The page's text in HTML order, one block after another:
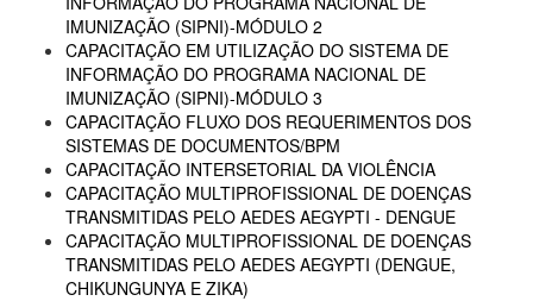
IMUNIZAÇÃO (SIPNI)-MÓDULO 2
CAPACITAÇÃO EM UTILIZAÇÃO DO SISTEMA DE
INFORMAÇÃO DO PROGRAMA NACIONAL DE
IMUNIZAÇÃO (SIPNI)-MÓDULO 3
CAPACITAÇÃO FLUXO DOS REQUERIMENTOS DOS
SISTEMAS DE DOCUMENTOS/BPM
CAPACITAÇÃO INTERSETORIAL DA VIOLÊNCIA
CAPACITAÇÃO MULTIPROFISSIONAL DE DOENÇAS
TRANSMITIDAS PELO AEDES AEGYPTI - DENGUE
CAPACITAÇÃO MULTIPROFISSIONAL DE DOENÇAS
TRANSMITIDAS PELO AEDES AEGYPTI (DENGUE,
CHIKUNGUNYA E ZIKA)